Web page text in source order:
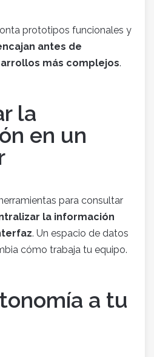
prototipos funcionales y
antes de
más complejos.
la
en un
para consultar
la información
. Un espacio de datos
cómo trabaja tu equipo.
a tu